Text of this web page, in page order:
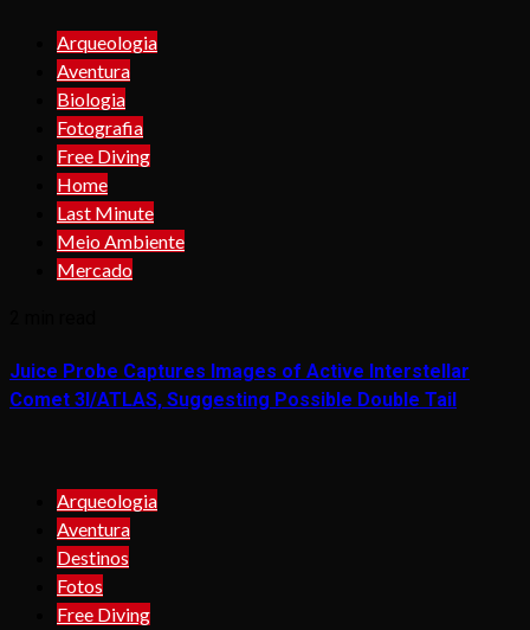
Arqueologia
Aventura
Biologia
Fotografia
Free Diving
Home
Last Minute
Meio Ambiente
Mercado
Juice Probe Captures Images of Active Interstellar
Comet 3I/ATLAS, Suggesting Possible Double Tail
Arqueologia
Aventura
Destinos
Fotos
Free Diving